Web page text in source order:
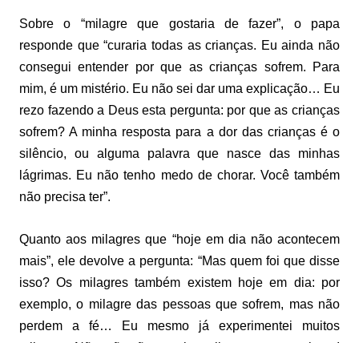
Sobre o “milagre que gostaria de fazer”, o papa
responde que “curaria todas as crianças. Eu ainda não
consegui entender por que as crianças sofrem. Para
mim, é um mistério. Eu não sei dar uma explicação… Eu
rezo fazendo a Deus esta pergunta: por que as crianças
sofrem? A minha resposta para a dor das crianças é o
silêncio, ou alguma palavra que nasce das minhas
lágrimas. Eu não tenho medo de chorar. Você também
não precisa ter”.
Quanto aos milagres que “hoje em dia não acontecem
mais”, ele devolve a pergunta: “Mas quem foi que disse
isso? Os milagres também existem hoje em dia: por
exemplo, o milagre das pessoas que sofrem, mas não
perdem a fé… Eu mesmo já experimentei muitos